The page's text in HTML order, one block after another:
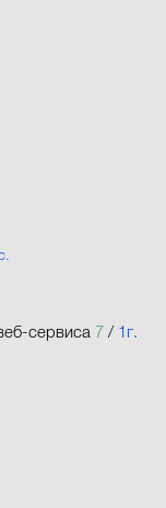
сервиса 7 / 1г.